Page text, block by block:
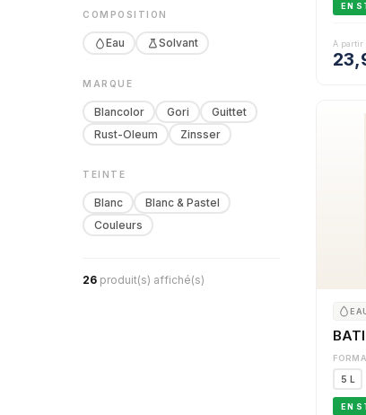
COMPOSITION
Eau Solvant
MARQUE
Blancolor Gori
Guittet
Rust-Oleum
Zinsser
TEINTE
Blanc
Blanc & Pastel
Couleurs
26 produit(s) affiché(s)
EN
À partir
5 L
EN